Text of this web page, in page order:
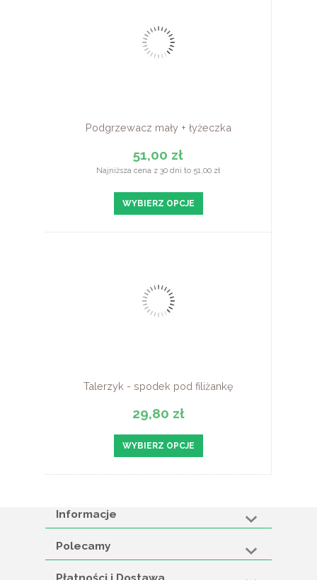
Podgrzewacz mały + łyżeczka
51,00 zł
Najniższa cena z 30 dni to 51,00 zł
WYBIERZ OPCJE
Talerzyk - spodek pod filiżankę
29,80 zł
WYBIERZ OPCJE
Informacje
Polecamy